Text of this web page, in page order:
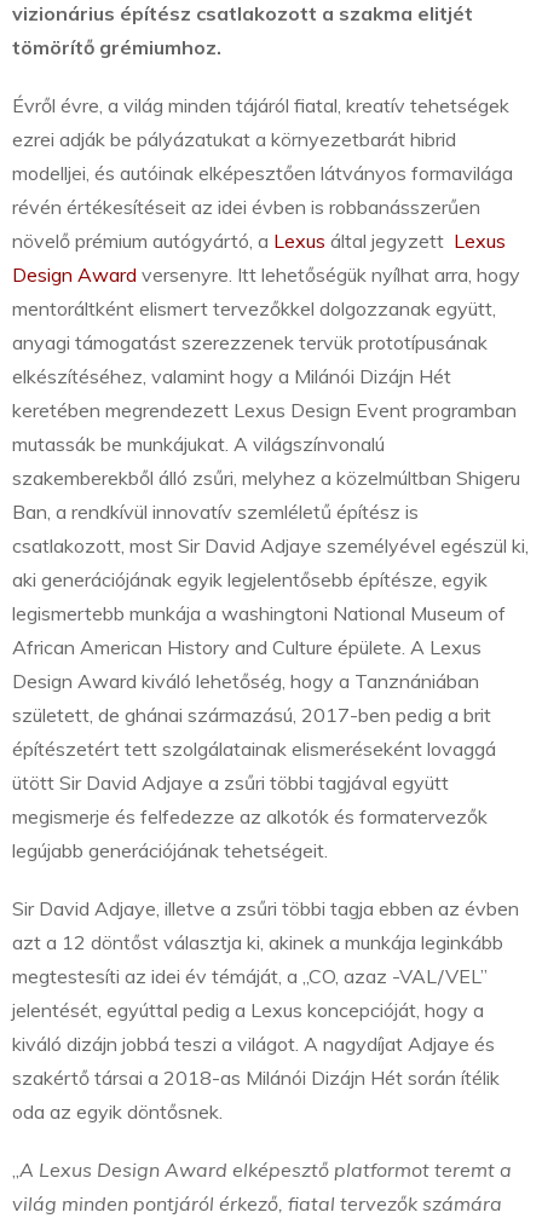
vizionárius építész csatlakozott a szakma elitjét
tömörítő grémiumhoz.
Évről évre, a világ minden tájáról fiatal, kreatív tehetségek
ezrei adják be pályázatukat a környezetbarát hibrid
modelljei, és autóinak elképesztően látványos formavilága
révén értékesítéseit az idei évben is robbanásszerűen
növelő prémium autógyártó, a Lexus által jegyzett Lexus
Design Award versenyre. Itt lehetőségük nyílhat arra, hogy
mentoráltként elismert tervezőkkel dolgozzanak együtt,
anyagi támogatást szerezzenek tervük prototípusának
elkészítéséhez, valamint hogy a Milánói Dizájn Hét
keretében megrendezett Lexus Design Event programban
mutassák be munkájukat. A világszínvonalú
szakemberekből álló zsűri, melyhez a közelmúltban Shigeru
Ban, a rendkívül innovatív szemléletű építész is
csatlakozott, most Sir David Adjaye személyével egészül ki,
aki generációjának egyik legjelentősebb építésze, egyik
legismertebb munkája a washingtoni National Museum of
African American History and Culture épülete. A Lexus
Design Award kiváló lehetőség, hogy a Tanznániában
született, de ghánai származású, 2017-ben pedig a brit
építészetért tett szolgálatainak elismeréseként lovaggá
ütött Sir David Adjaye a zsűri többi tagjával együtt
megismerje és felfedezze az alkotók és formatervezők
legújabb generációjának tehetségeit.
Sir David Adjaye, illetve a zsűri többi tagja ebben az évben
azt a 12 döntőst választja ki, akinek a munkája leginkább
megtestesíti az idei év témáját, a „CO, azaz -VAL/VEL”
jelentését, egyúttal pedig a Lexus koncepcióját, hogy a
kiváló dizájn jobbá teszi a világot. A nagydíjat Adjaye és
szakértő társai a 2018-as Milánói Dizájn Hét során ítélik
oda az egyik döntősnek.
„A Lexus Design Award elképesztő platformot teremt a
világ minden pontjáról érkező, fiatal tervezők számára